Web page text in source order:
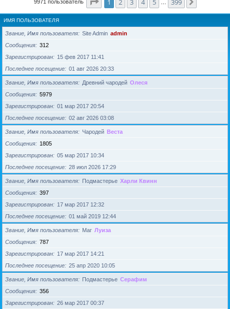
9971 пользователь 1 2 3 4 5 399
ИМЯ ПОЛЬЗОВАТЕЛЯ
Звание, Имя пользователя Site Admin admin
Сообщения
312
Зарегистрирован
15 фев 2017 11:41
Последнее посещение
01 авг 2026 20:33
Звание, Имя пользователя Древний чародей Олеся
Сообщения
5979
Зарегистрирован
01 мар 2017 20:54
Последнее посещение
02 авг 2026 03:08
Звание, Имя пользователя Чародей Веста
Сообщения
1805
Зарегистрирован
05 мар 2017 10:34
Последнее посещение
28 июл 2026 17:29
Звание, Имя пользователя Подмастерье Харли Квинн
Сообщения
397
Зарегистрирован
17 мар 2017 12:32
Последнее посещение
01 май 2019 12:44
Звание, Имя пользователя Маг Луиза
Сообщения
787
Зарегистрирован
17 мар 2017 14:21
Последнее посещение
25 апр 2020 10:05
Звание, Имя пользователя Подмастерье Серафим
Сообщения
356
Зарегистрирован
26 мар 2017 00:37